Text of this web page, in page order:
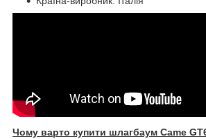
Чому варто купити шлагбаум Came